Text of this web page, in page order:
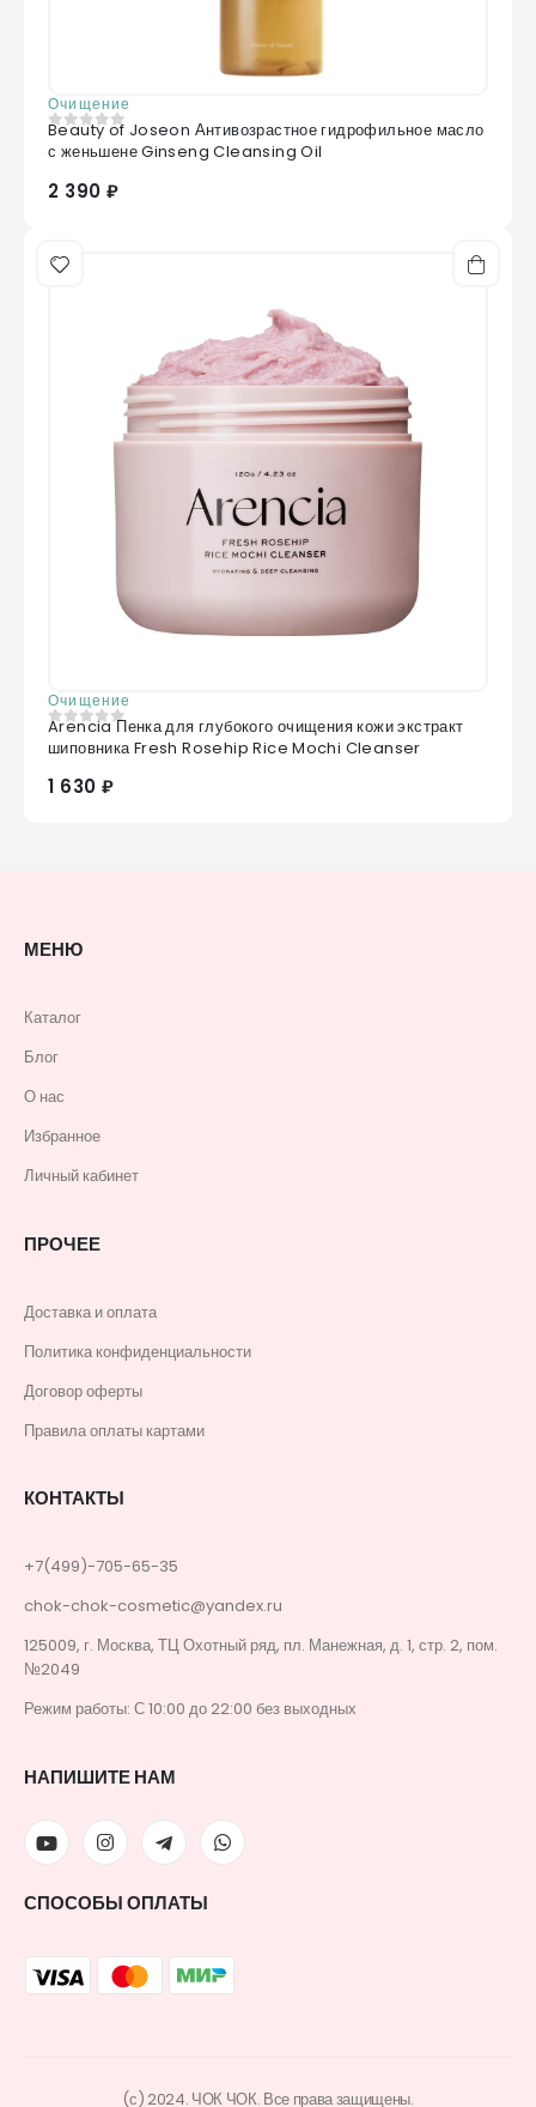
Очищение
0 из 5
Beauty of Joseon Антивозрастное гидрофильное масло
с женьшене Ginseng Cleansing Oil
2 390 ₽
Очищение
0из 5
Arencia Пенка для глубокого очищения кожи экстракт
шиповника Fresh Rosehip Rice Mochi Cleanser
1 630 ₽
МЕНЮ
Каталог
Блог
О нас
Избранное
Личный кабинет
ПРОЧЕЕ
Доставка и оплата
Политика конфиденциальности
Договор оферты
Правила оплаты картами
КОНТАКТЫ
+7(499)-705-65-35
chok-chok-cosmetic@yandex.ru
125009, г. Москва, ТЦ Охотный ряд, пл. Манежная, д. 1, стр. 2, пом.
№2049
Режим работы: С 10:00 до 22:00 без выходных
НАПИШИТЕ НАМ
СПОСОБЫ ОПЛАТЫ
(с) 2024. ЧОК ЧОК. Все права защищены.